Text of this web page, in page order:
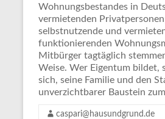
Wohnungsbestandes in
vermietenden
selbstnutzende und
funktionierenden
Mitbürger tagtäglich
Weise. Wer Eigentum bildet,
sich, seine Familie und den
unverzichtbarer Baustein
caspari@hausundgrund.de